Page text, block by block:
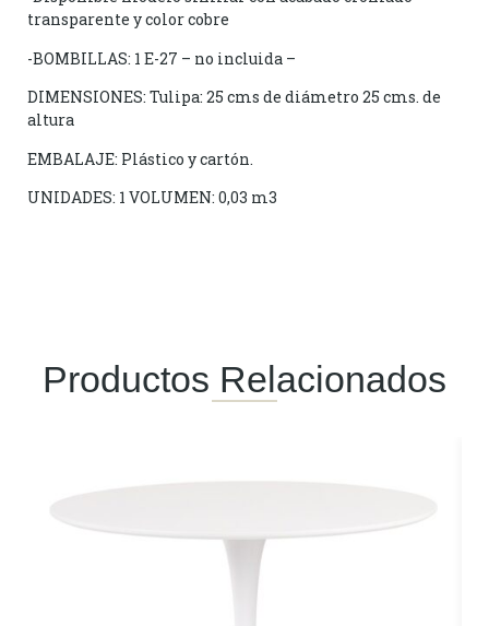
transparente y color cobre
-BOMBILLAS: 1 E-27 – no incluida –
DIMENSIONES: Tulipa: 25 cms de diámetro 25 cms. de
altura
EMBALAJE: Plástico y cartón.
UNIDADES: 1 VOLUMEN: 0,03 m3
Productos Relacionados